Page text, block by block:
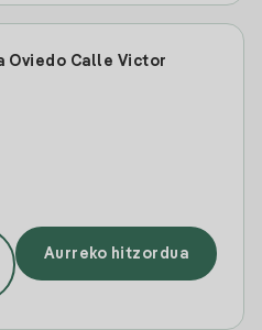
Oviedo Calle Victor
Aurreko hitzordua